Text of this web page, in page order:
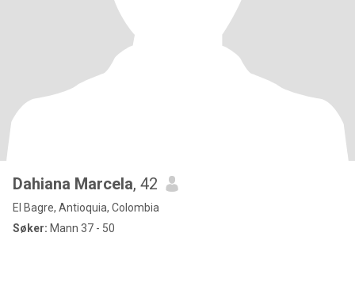
Dahiana Marcela, 42
El Bagre, Antioquia, Colombia
Søker: Mann 37 - 50